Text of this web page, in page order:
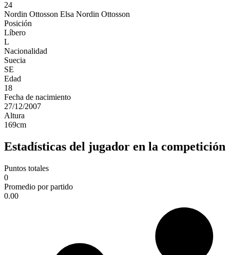
24
Nordin Ottosson Elsa Nordin Ottosson
Posición
Líbero
L
Nacionalidad
Suecia
SE
Edad
18
Fecha de nacimiento
27/12/2007
Altura
169cm
Estadísticas del jugador en la competición
Puntos totales
0
Promedio por partido
0.00